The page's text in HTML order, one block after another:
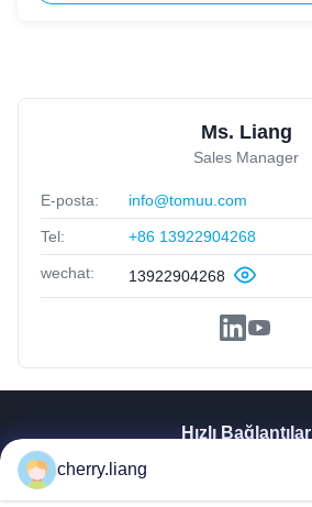
Ms. Liang
Sales Manager
E-posta: info@tomuu.com
Tel: +86 13922904268
wechat: 13922904268
Hızlı Bağlantılar
Ürünler
cherry.liang